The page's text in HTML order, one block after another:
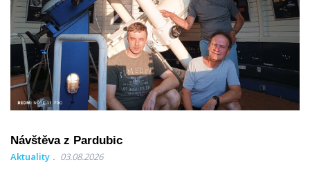
Návštěva z Pardubic
Aktuality 03.08.2026